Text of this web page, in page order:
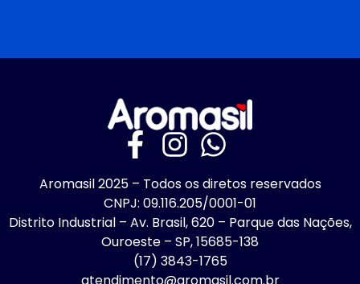
Aromasil 2025 – Todos os diretos reservados
CNPJ: 09.116.205/0001-01
Distrito Industrial – Av. Brasil, 620 – Parque das Nações,
Ouroeste – SP, 15685-138
(17) 3843-1765